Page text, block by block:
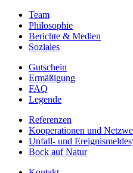
Team
Philosophie
Berichte & Medien
Soziales
Gutschein
Ermäßigung
FAQ
Legende
Referenzen
Kooperationen und
Unfall- und
Bock auf Natur